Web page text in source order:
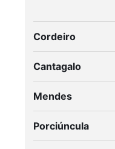
Cordeiro
Cantagalo
Mendes
Porciúncula